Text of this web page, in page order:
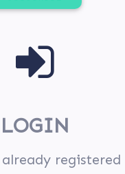
LOGIN
already registered